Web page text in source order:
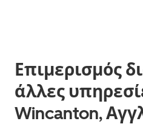
Επιμερισμός
άλλες
Wincanton,